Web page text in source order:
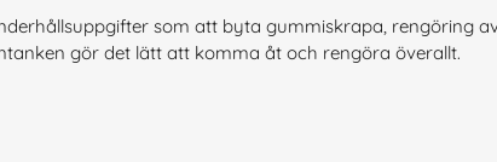
som att byta gummiskrapa, rengöring
gör det lätt att komma åt och rengöra överallt.